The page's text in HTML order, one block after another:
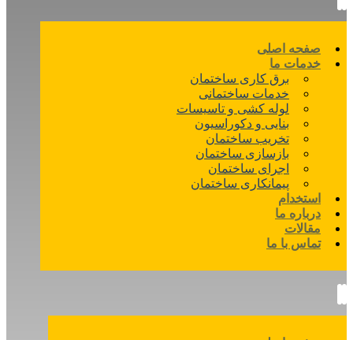
صفحه اصلی
خدمات ما
برق کاری ساختمان
خدمات ساختمانی
لوله کشی و تاسیسات
بنایی و دکوراسیون
تخریب ساختمان
بازسازی ساختمان
اجرای ساختمان
پیمانکاری ساختمان
استخدام
درباره ما
مقالات
تماس با ما